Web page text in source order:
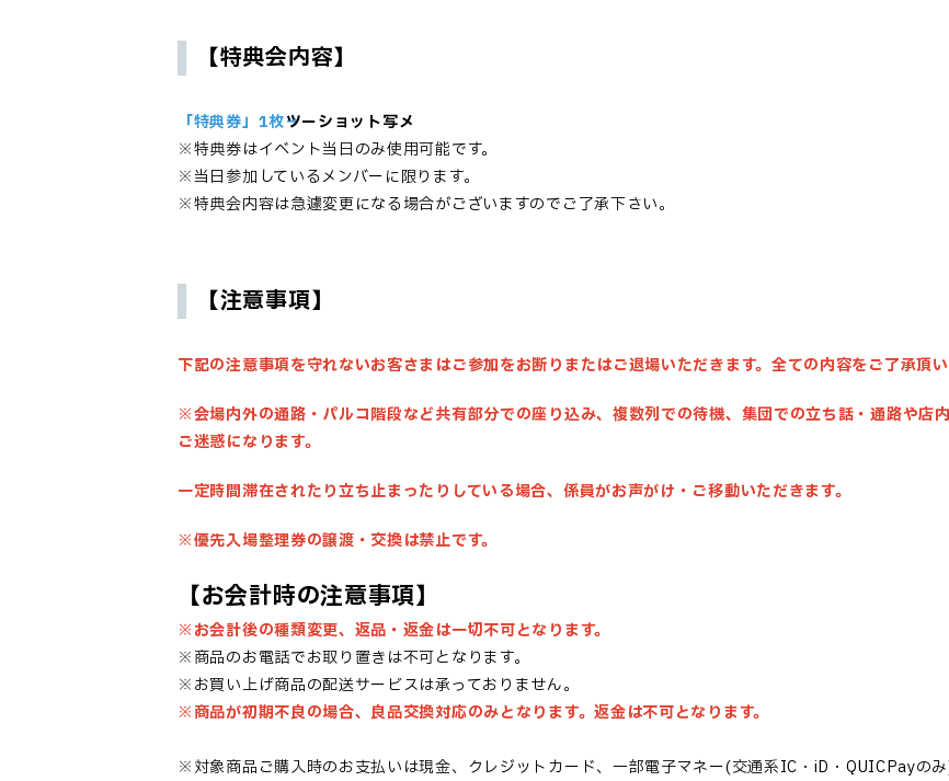
【特典会内容】
「特典券」1枚→ツーショット写メ
※特典券はイベント当日のみ使用可能です。
※当日参加しているメンバーに限ります。
※特典会内容は急遽変更になる場合がございますのでご了承下さい。
【注意事項】
下記の注意事項を守れないお客さまはご参加をお断りまたはご退場いただきます。 全ての内容をご了承頂
※会場内外の通路・パルコ階段など共有部分での座り込み、複数列での待機、集団での立ち話・通路や店
ご迷惑になります。
一定時間滞在されたり立ち止まったりしている場合、係員がお声がけ・ご移動いただきます。
※優先入場整理券の譲渡・交換は禁止です。
【お会計時の注意事項】
※お会計後の種類変更、返品・返金は一切不可となります。
※商品のお電話でお取り置きは不可となります。
※お買い上げ商品の配送サービスは承っておりません。
※商品が初期不良の場合、良品交換対応のみとなります。返金は不可となります。
※対象商品ご購入時のお支払いは現金、クレジットカード、一部電子マネー(交通系IC・iD・QUICPayの